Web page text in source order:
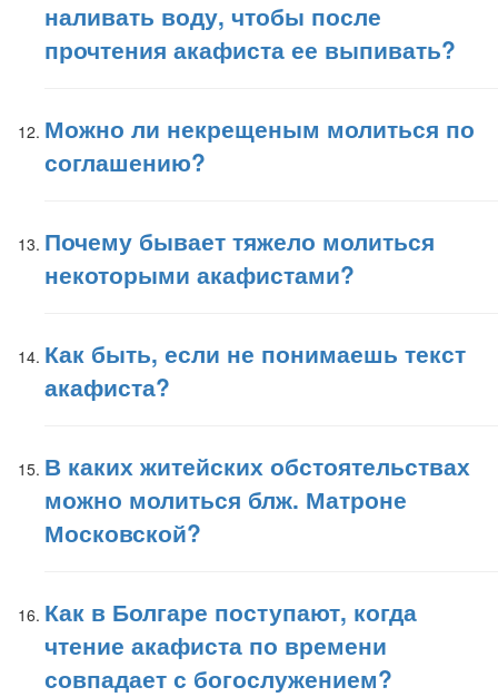
наливать воду, чтобы после
прочтения акафиста ее выпивать?
Можно ли некрещеным молиться по
соглашению?
Почему бывает тяжело молиться
некоторыми акафистами?
Как быть, если не понимаешь текст
акафиста?
В каких житейских обстоятельствах
можно молиться блж. Матроне
Московской?
Как в Болгаре поступают, когда
чтение акафиста по времени
совпадает с богослужением?